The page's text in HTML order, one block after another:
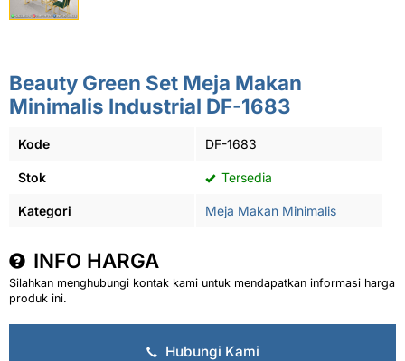
Beauty Green Set Meja Makan
Minimalis Industrial DF-1683
Kode DF-1683
Stok Tersedia
Kategori Meja Makan Minimalis
INFO HARGA
Silahkan menghubungi kontak kami untuk mendapatkan informasi harga
produk ini.
Hubungi Kami